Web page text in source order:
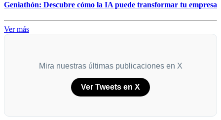
Geniathón: Descubre cómo la IA puede transformar tu empresa
Ver más
Mira nuestras últimas publicaciones en X
Ver Tweets en X